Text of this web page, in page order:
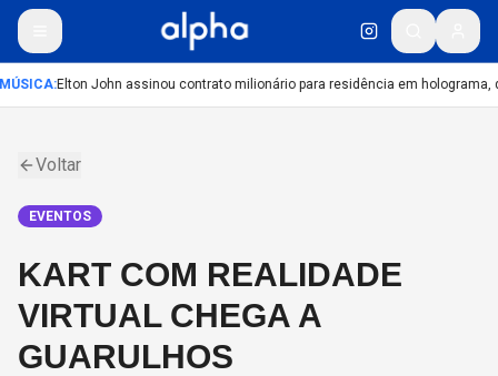
:Elton John assinou contrato milionário para residência em holograma,
Voltar
EVENTOS
KART COM REALIDADE
VIRTUAL CHEGA A
GUARULHOS